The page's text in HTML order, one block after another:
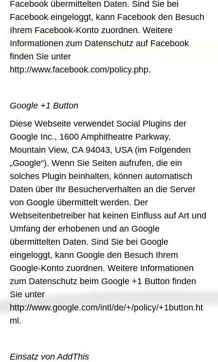
Facebook übermittelten Daten. Sind Sie bei
Facebook eingeloggt, kann Facebook den Besuch
Ihrem Facebook-Konto zuordnen. Weitere
Informationen zum Datenschutz auf Facebook
finden Sie unter
http://www.facebook.com/policy.php.
Google +1 Button
Diese Webseite verwendet Social Plugins der
Google Inc., 1600 Amphitheatre Parkway,
Mountain View, CA 94043, USA (im Folgenden
„Google“). Wenn Sie Seiten aufrufen, die ein
solches Plugin beinhalten, können automatisch
Daten über Ihr Besucherverhalten an die Server
von Google übermittelt werden. Der
Webseitenbetreiber hat keinen Einfluss auf Art und
Umfang der erhobenen und an Google
übermittelten Daten. Sind Sie bei Google
eingeloggt, kann Google den Besuch Ihrem
Google-Konto zuordnen. Weitere Informationen
zum Datenschutz beim Google +1 Button finden
Sie unter
http://www.google.com/intl/de/+/policy/+1button.ht
ml.
Einsatz von AddThis